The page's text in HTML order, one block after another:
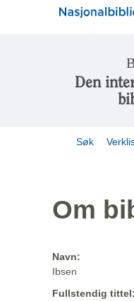
Den
Søk
Om
Navn:
Ibsen
Fullstendig tittel: